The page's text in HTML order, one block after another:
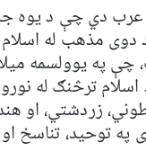
عرب دي چې د یوه
دوی مذهب له
چې په یوولسمه
ترڅنګ له
زردشتي، او
توحید، تناسخ